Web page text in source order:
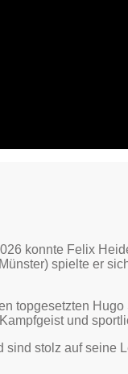
konnte Felix
spielte er
topgesetzten
und
sind stolz auf seine